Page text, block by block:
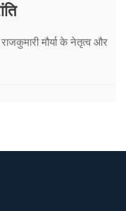
मौर्या के नेतृत्व और